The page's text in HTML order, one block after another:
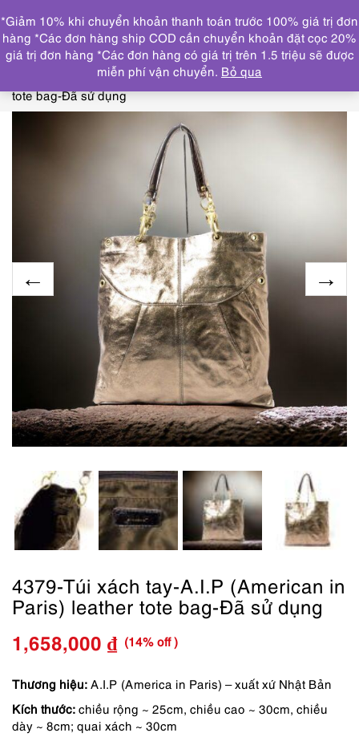
DANH MỤC
Trang chủ THƯƠNG HIỆU NỔI BẬT
OTHERS
4379-Túi xách tay-A.I.P (American in Paris) leather
tote bag-Đã sử dụng
4379-Túi xách tay-A.I.P (American in
Paris) leather tote bag-Đã sử dụng
Giá
gốc
là:
1,658,000 ₫
Giá
hiện
tại
(14% off )
Thương hiệu: A.I.P (America in Paris) – xuất xứ Nhật Bản
Kích thước: chiều rộng ~ 25cm, chiều cao ~ 30cm, chiều
dày ~ 8cm; quai xách ~ 30cm
*Giảm 10% khi chuyển khoản thanh toán trước 100% giá trị đơn
hàng *Các đơn hàng ship COD cần chuyển khoản đặt cọc 20%
giá trị đơn hàng *Các đơn hàng có giá trị trên 1.5 triệu sẽ được
miễn phí vận chuyển. Bỏ qua